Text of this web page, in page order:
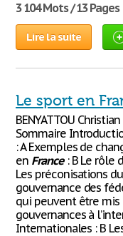
3 104 Mots / 13 Pages
Lire la suite
Le sport en
BENYATTOU
Sommaire
: A Exemples de
en France: B Le rôle
Les préconisations
gouvernance des
qui peuvent être mis
gouvernances à
Internationales : B